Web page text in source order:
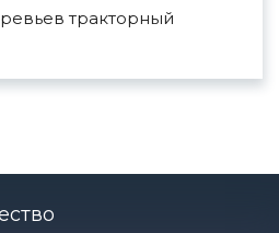
тракторный